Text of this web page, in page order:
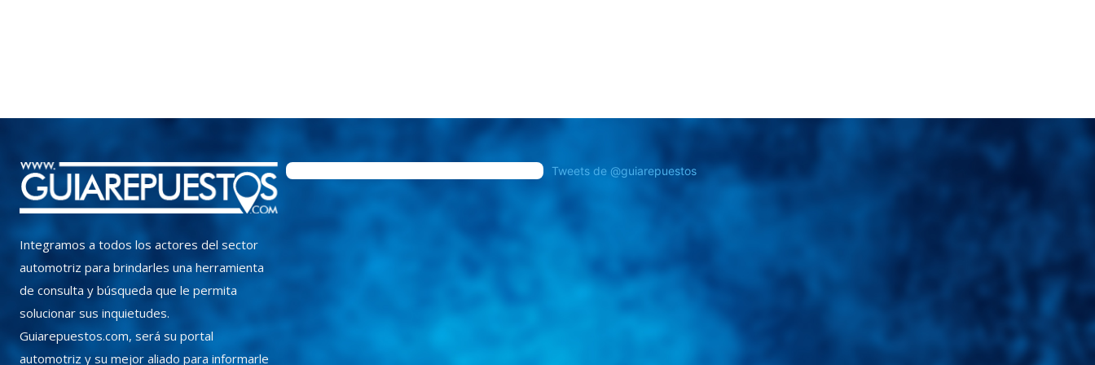
Integramos a todos los actores del sector
automotriz para brindarles una herramienta
de consulta y búsqueda que le permita
solucionar sus inquietudes.
Guiarepuestos.com, será su portal
automotriz y su mejor aliado para informarle
Tweets de @guiarepuestos